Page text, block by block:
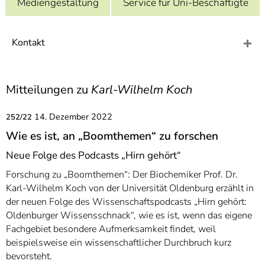
7]
Informationen zur
Kontakt
Mitteilungen zu Karl-Wilhelm Koch
252/22 14. Dezember 2022
Wie es ist, an „Boomthemen“ zu forschen
Neue Folge des Podcasts „Hirn gehört“
Forschung zu „Boomthemen“: Der Biochemiker Prof. Dr.
Karl-Wilhelm Koch von der Universität Oldenburg erzählt in
der neuen Folge des Wissenschaftspodcasts „Hirn gehört:
Oldenburger Wissensschnack“, wie es ist, wenn das eigene
Fachgebiet besondere Aufmerksamkeit findet, weil
beispielsweise ein wissenschaftlicher Durchbruch kurz
bevorsteht.